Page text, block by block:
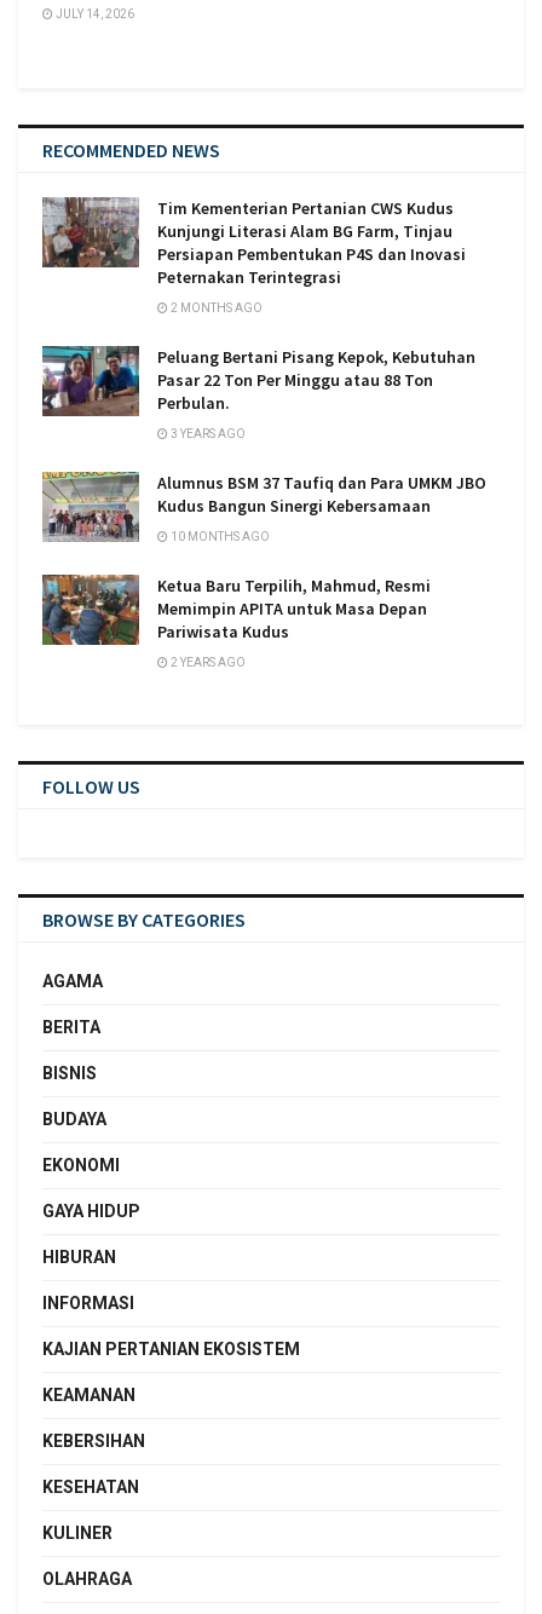
JULY 14, 2026
RECOMMENDED NEWS
Tim Kementerian Pertanian CWS Kudus
Kunjungi Literasi Alam BG Farm, Tinjau
Persiapan Pembentukan P4S dan Inovasi
Peternakan Terintegrasi
2 MONTHS AGO
Peluang Bertani Pisang Kepok, Kebutuhan
Pasar 22 Ton Per Minggu atau 88 Ton
Perbulan.
3 YEARS AGO
Alumnus BSM 37 Taufiq dan Para UMKM JBO
Kudus Bangun Sinergi Kebersamaan
10 MONTHS AGO
Ketua Baru Terpilih, Mahmud, Resmi
Memimpin APITA untuk Masa Depan
Pariwisata Kudus
2 YEARS AGO
FOLLOW US
BROWSE BY CATEGORIES
AGAMA
BERITA
BISNIS
BUDAYA
EKONOMI
GAYA HIDUP
HIBURAN
INFORMASI
KAJIAN PERTANIAN EKOSISTEM
KEAMANAN
KEBERSIHAN
KESEHATAN
KULINER
OLAHRAGA